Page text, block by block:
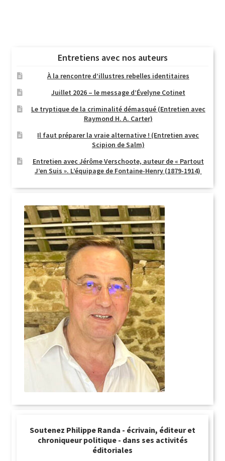
Entretiens avec nos auteurs
À la rencontre d’illustres rebelles identitaires
Juillet 2026 – le message d’Évelyne Cotinet
Le tryptique de la criminalité démasqué (Entretien avec
Raymond H. A. Carter)
Il faut préparer la vraie alternative ! (Entretien avec
Scipion de Salm)
Entretien avec Jérôme Verschoote, auteur de « Partout
J’en Suis ». L’équipage de Fontaine-Henry (1879-1914)
Soutenez Philippe Randa - écrivain, éditeur et
chroniqueur politique - dans ses activités
éditoriales